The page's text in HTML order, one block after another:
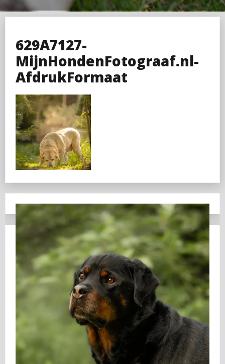
629A7127-
MijnHondenFotograaf.nl-
AfdrukFormaat